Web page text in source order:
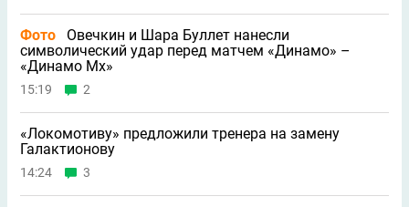
Фото
Овечкин и Шара Буллет нанесли
символический удар перед матчем «Динамо» –
«Динамо Мх»
15:19 2
«Локомотиву» предложили тренера на замену
Галактионову
14:24 3